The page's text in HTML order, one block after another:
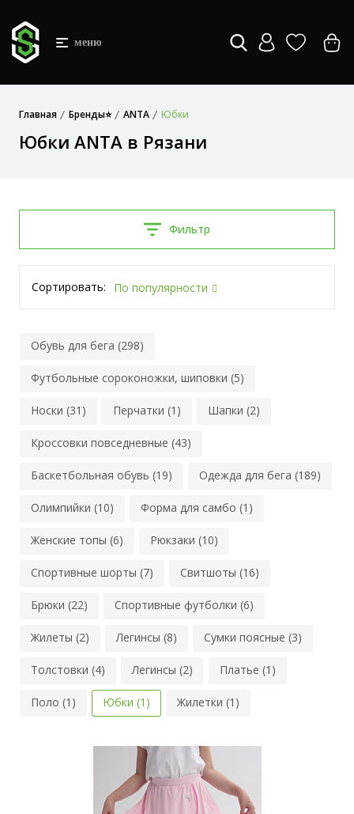
меню
Главная Бренды⭐ ANTA Юбки
Юбки ANTA в Рязани
Фильтр
Сортировать: По популярности
Обувь для бега (298)
Футбольные сороконожки, шиповки (5)
Носки (31) Перчатки (1) Шапки (2)
Кроссовки повседневные (43)
Баскетбольная обувь (19) Одежда для бега (189)
Олимпийки (10) Форма для самбо (1)
Женские топы (6) Рюкзаки (10)
Спортивные шорты (7) Свитшоты (16)
Брюки (22) Спортивные футболки (6)
Жилеты (2) Легинсы (8) Сумки поясные (3)
Толстовки (4) Легинсы (2) Платье (1)
Поло (1) Юбки (1) Жилетки (1)